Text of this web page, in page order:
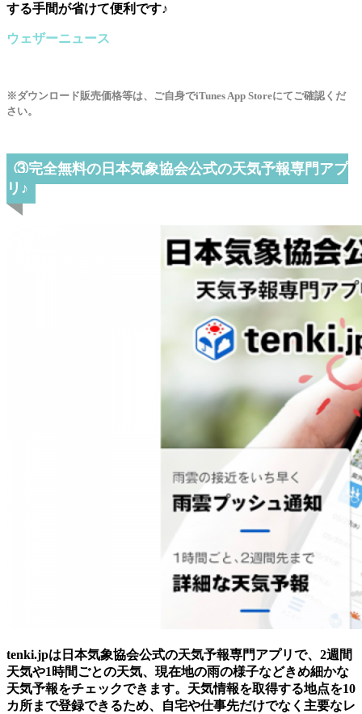
する手間が省けて便利です♪
ウェザーニュー‪ス‬
※ダウンロード販売価格等は、ご自身でiTunes App Storeにてご確認くだ
さい。
③完全無料の日本気象協会公式の天気予報専門アプ
リ♪
tenki.jpは日本気象協会公式の天気予報専門アプリで、2週間
天気や1時間ごとの天気、現在地の雨の様子などきめ細かな
天気予報をチェックできます。天気情報を取得する地点を10
カ所まで登録できるため、自宅や仕事先だけでなく主要なレ